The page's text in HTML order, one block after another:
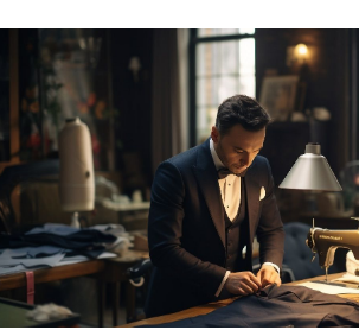
Какой фасон подойдет именно вам?
Как должен сидеть правильно пошитый
костюм?
Как детали костюма подчеркнут вашу
индивидуальность?
Ответим на все вопросы в удобном
для вас мессенджере
Max Telegram